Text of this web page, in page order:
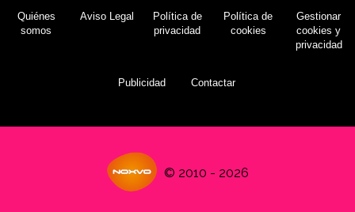
Quiénes
somos
Aviso Legal
Política de
privacidad
Política de
cookies
Gestionar
cookies y
privacidad
Publicidad Contactar
© 2010 - 2026